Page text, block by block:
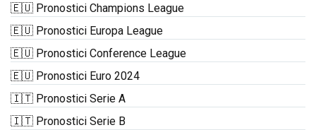
🇪🇺 Pronostici Champions League
🇪🇺 Pronostici Europa League
🇪🇺 Pronostici Conference League
🇪🇺 Pronostici Euro 2024
🇮🇹 Pronostici Serie A
🇮🇹 Pronostici Serie B